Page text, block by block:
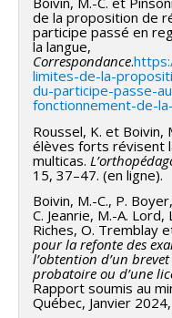
de la proposition de
participe passé en
la langue,
Correspondance.
limites-de-la-
du-participe-passe-
fonctionnement-de-
Roussel, K. et Boivin,
élèves forts révisent
multicas.
15, 37–47. (en ligne).
Boivin, M.-C., P.
C. Jeanrie, M.-A. Lord,
Riches, O. Tremblay
pour la refonte des
l’obtention d’un
probatoire ou d’une
Rapport soumis au
Québec, Janvier